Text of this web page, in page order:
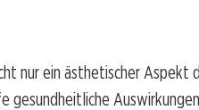
nur ein ästhetischer Aspekt
gesundheitliche